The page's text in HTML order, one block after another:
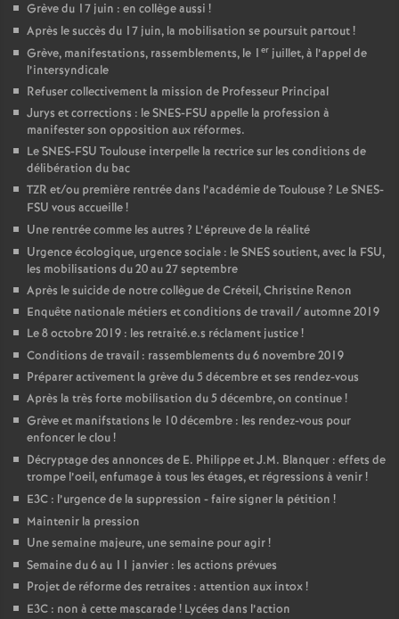
Grève du 17 juin : en collège aussi !
Après le succès du 17 juin, la mobilisation se poursuit partout!
Grève, manifestations, rassemblements, le 1 er juillet, à l’appel de
l’intersyndicale
Refuser collectivement la mission de Professeur Principal
Jurys et corrections : le SNES-FSU appelle la profession à
manifester son opposition aux réformes.
Le SNES-FSU Toulouse interpelle la rectrice sur les conditions de
délibération du bac
TZR et/ou première rentrée dans l’académie de Toulouse? Le SNES-
FSU vous accueille!
Une rentrée comme les autres ? L’épreuve de la réalité
Urgence écologique, urgence sociale : le SNES soutient, avec la FSU,
les mobilisations du 20 au 27 septembre
Après le suicide de notre collègue de Créteil, Christine Renon
Enquête nationale métiers et conditions de travail / automne 2019
Le 8 octobre 2019 : les retraité.e.s réclament justice!
Conditions de travail : rassemblements du 6 novembre 2019
Préparer activement la grève du 5 décembre et ses rendez-vous
Après la très forte mobilisation du 5 décembre, on continue!
Grève et manifstations le 10 décembre : les rendez-vous pour
enfoncer le clou!
Décryptage des annonces de E. Philippe et J.M. Blanquer : effets de
trompe l’oeil, enfumage à tous les étages, et régressions à venir!
E3C : l’urgence de la suppression - faire signer la pétition !
Maintenir la pression
Une semaine majeure, une semaine pour agir!
Semaine du 6 au 11 janvier : les actions prévues
Projet de réforme des retraites : attention aux intox!
E3C : non à cette mascarade! Lycées dans l’action